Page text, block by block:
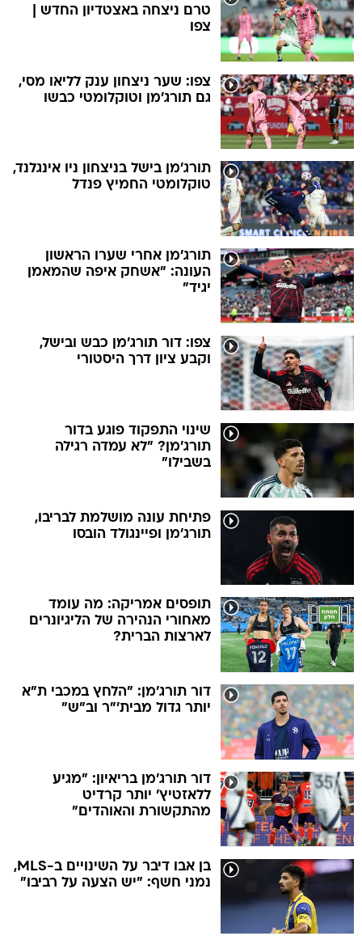
טרם ניצחה באצטדיון החדש |
צפו
צפו: שער ניצחון ענק לליאו מסי,
גם תורג'מן וטוקלומטי כבשו
תורג'מן בישל בניצחון ניו אינגלנד,
טוקלומטי החמיץ פנדל
תורג'מן אחרי שערו הראשון
העונה: "אשחק איפה שהמאמן
יגיד"
צפו: דור תורג'מן כבש ובישל,
וקבע ציון דרך היסטורי
שינוי התפקוד פוגע בדור
תורג'מן? "לא עמדה רגילה
בשבילו"
פתיחת עונה מושלמת לבריבו,
תורג'מן ופיינגולד הובסו
תופסים אמריקה: מה עומד
מאחורי הנהירה של הליגיונרים
לארצות הברית?
דור תורג'מן: "הלחץ במכבי ת"א
יותר גדול מבית'"ר וב"ש"
דור תורג'מן בריאיון: "מגיע
ללאזטיץ' יותר קרדיט
מהתקשורת והאוהדים"
בן אבו דיבר על השינויים ב-MLS,
נמני חשף: "יש הצעה על רביבו"